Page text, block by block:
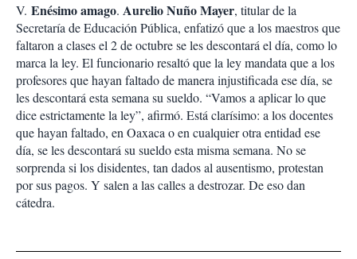
V. Enésimo amago. Aurelio Nuño Mayer, titular de la
Secretaría de Educación Pública, enfatizó que a los maestros que
faltaron a clases el 2 de octubre se les descontará el día, como lo
marca la ley. El funcionario resaltó que la ley mandata que a los
profesores que hayan faltado de manera injustificada ese día, se
les descontará esta semana su sueldo. “Vamos a aplicar lo que
dice estrictamente la ley”, afirmó. Está clarísimo: a los docentes
que hayan faltado, en Oaxaca o en cualquier otra entidad ese
día, se les descontará su sueldo esta misma semana. No se
sorprenda si los disidentes, tan dados al ausentismo, protestan
por sus pagos. Y salen a las calles a destrozar. De eso dan
cátedra.